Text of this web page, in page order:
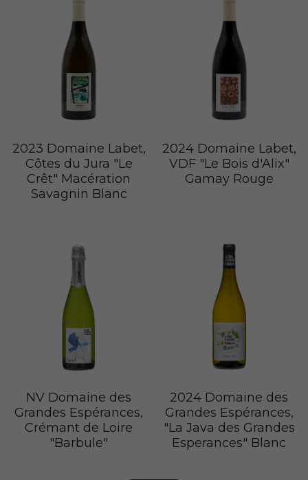
2023 Domaine Labet,
Côtes du Jura "Le
Crêt" Macération
Savagnin Blanc
2024 Domaine Labet,
VDF "Le Bois d'Alix"
Gamay Rouge
NV Domaine des
Grandes Espérances,
Crémant de Loire
"Barbule"
2024 Domaine des
Grandes Espérances,
"La Java des Grandes
Esperances" Blanc